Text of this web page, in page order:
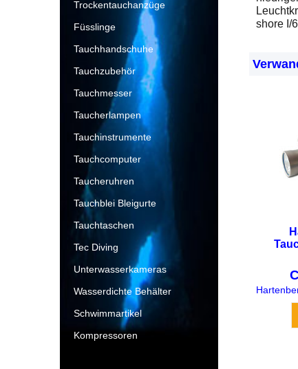
Trockentauchanzüge
Füsslinge
Tauchhandschuhe
Tauchzubehör
Tauchmesser
Taucherlampen
Tauchinstrumente
Tauchcomputer
Taucheruhren
Tauchblei Bleigurte
Tauchtaschen
Tec Diving
Unterwasserkameras
Wasserdichte Behälter
Schwimmartikel
Kompressoren
shore I/